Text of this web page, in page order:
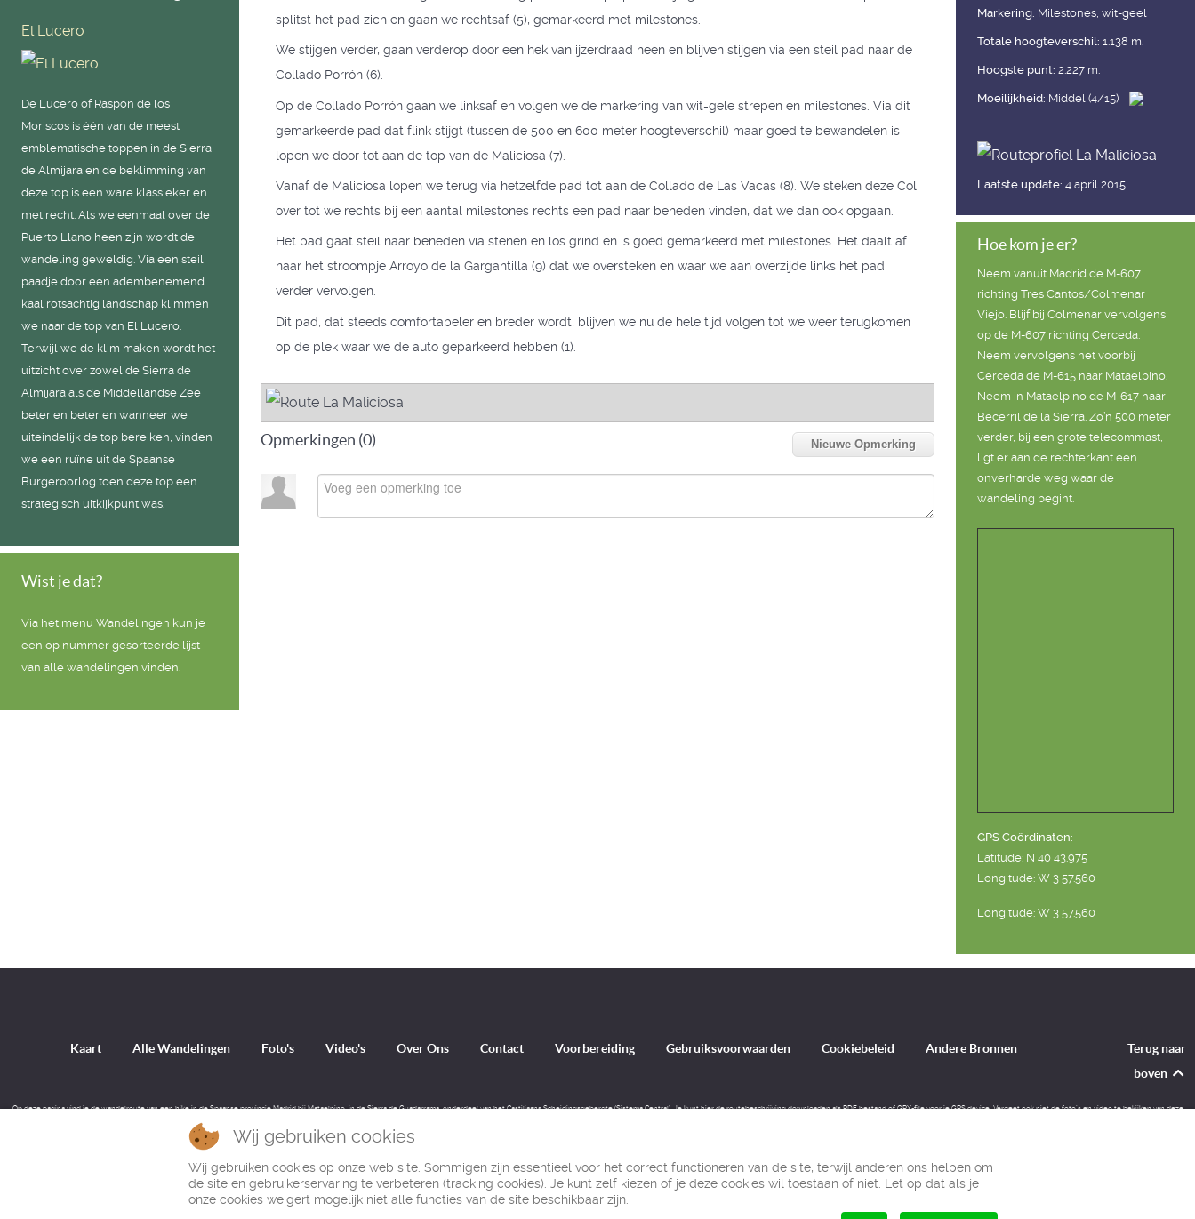
El Lucero
De Lucero of Raspón de los
Moriscos is één van de meest
emblematische toppen in de Sierra
de Almijara en de beklimming van
deze top is een ware klassieker en
met recht. Als we eenmaal over de
Puerto Llano heen zijn wordt de
wandeling geweldig. Via een steil
paadje door een adembenemend
kaal rotsachtig landschap klimmen
we naar de top van El Lucero.
Terwijl we de klim maken wordt het
uitzicht over zowel de Sierra de
Almijara als de Middellandse Zee
beter en beter en wanneer we
uiteindelijk de top bereiken, vinden
we een ruïne uit de Spaanse
Burgeroorlog toen deze top een
strategisch uitkijkpunt was.
Wist je dat?
Via het menu Wandelingen kun je
een op nummer gesorteerde lijst
van alle wandelingen vinden.
splitst het pad zich en gaan we rechtsaf (5), gemarkeerd met milestones.
We stijgen verder, gaan verderop door een hek van ijzerdraad heen en blijven stijgen via een steil pad naar de
Collado Porrón (6).
Op de Collado Porrón gaan we linksaf en volgen we de markering van wit-gele strepen en milestones. Via dit
gemarkeerde pad dat flink stijgt (tussen de 500 en 600 meter hoogteverschil) maar goed te bewandelen is
lopen we door tot aan de top van de Maliciosa (7).
Vanaf de Maliciosa lopen we terug via hetzelfde pad tot aan de Collado de Las Vacas (8). We steken deze Col
over tot we rechts bij een aantal milestones rechts een pad naar beneden vinden, dat we dan ook opgaan.
Het pad gaat steil naar beneden via stenen en los grind en is goed gemarkeerd met milestones. Het daalt af
naar het stroompje Arroyo de la Gargantilla (9) dat we oversteken en waar we aan overzijde links het pad
verder vervolgen.
Dit pad, dat steeds comfortabeler en breder wordt, blijven we nu de hele tijd volgen tot we weer terugkomen
op de plek waar we de auto geparkeerd hebben (1).
Opmerkingen (0) Nieuwe Opmerking
Markering: Milestones, wit-geel
Totale hoogteverschil: 1.138 m.
Hoogste punt: 2.227 m.
Moeilijkheid: Middel (4/15)
Laatste update: 4 april 2015
Hoe kom je er?
Neem vanuit Madrid de M-607
richting Tres Cantos/Colmenar
Viejo. Blijf bij Colmenar vervolgens
op de M-607 richting Cerceda.
Neem vervolgens net voorbij
Cerceda de M-615 naar Mataelpino.
Neem in Mataelpino de M-617 naar
Becerril de la Sierra. Zo’n 500 meter
verder, bij een grote telecommast,
ligt er aan de rechterkant een
onverharde weg waar de
wandeling begint.
GPS Coördinaten:
Latitude: N 40 43.975
Longitude: W 3 57.560
Longitude: W 3 57.560
Kaart Alle Wandelingen Foto's Video's Over Ons Contact Voorbereiding Gebruiksvoorwaarden Cookiebeleid Andere Bronnen
Terug naar
boven
Op deze pagina vind je de wandelroute van een hike in de Spaanse provincie Madrid bij Mataelpino, in de Sierra de Guadarrama, onderdeel van het Castiliaans Scheidingsgebergte (Sistema Central). Je kunt hier de routebeschrijving downloaden als PDF bestand of GPX-file voor je GPS device. Vergeet ook niet de foto´s en video te bekijken van deze
© Ibereffect S.L. 2011 - 2026
Alle rechten voorbehouden.
Wij gebruiken cookies
Wij gebruiken cookies op onze web site. Sommigen zijn essentieel voor het correct functioneren van de site, terwijl anderen ons helpen om
de site en gebruikerservaring te verbeteren (tracking cookies). Je kunt zelf kiezen of je deze cookies wil toestaan of niet. Let op dat als je
onze cookies weigert mogelijk niet alle functies van de site beschikbaar zijn.